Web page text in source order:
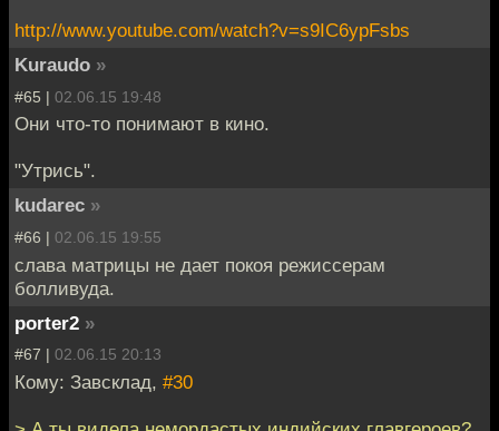
http://www.youtube.com/watch?v=s9IC6ypFsbs
Kuraudo »
#65 | 02.06.15 19:48
Они что-то понимают в кино.
"Утрись".
kudarec »
#66 | 02.06.15 19:55
слава матрицы не дает покоя режиссерам
болливуда.
porter2 »
#67 | 02.06.15 20:13
Кому: Завсклад, #30